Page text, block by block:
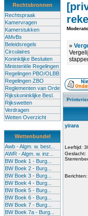
Rechtsbronnen
Rechtspraak
Kamervragen
Kamerstukken
AMvBs
Beleidsregels
Circulaires
Koninklijke Besluiten
Ministeriële Regelingen
Regelingen PBO/OLBB
Regelingen ZBO
Reglementen van Orde
Rijkskoninklijke Besl.
Rijkswetten
Verdragen
Wetten Overzicht
Wettenbundel
Awb - Algm. w. best...
AWR - Algm. w. inz...
BW Boek 1 - Burg...
BW Boek 2 - Burg...
BW Boek 3 - Burg...
BW Boek 4 - Burg...
BW Boek 5 - Burg...
BW Boek 6 - Burg...
BW Boek 7 - Burg...
BW Boek 7a - Burg...
»
yirara
Leeftijd:
Geslacht:
Berichten: